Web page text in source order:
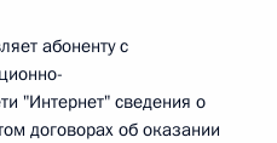
абоненту с
"Интернет" сведения о
договорах об оказании